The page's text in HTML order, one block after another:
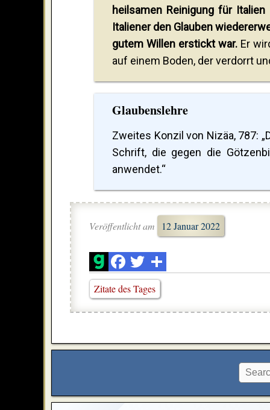
heilsamen Reinigung für
Italiener den Glauben
gutem Willen erstickt war. Er
auf einem Boden, der verdorrt
Glaubenslehre
Zweites Konzil von Nizäa, 787:
Schrift, die gegen die
anwendet.“
Veröffentlicht am 12 Januar 2022
Zitate des Tages